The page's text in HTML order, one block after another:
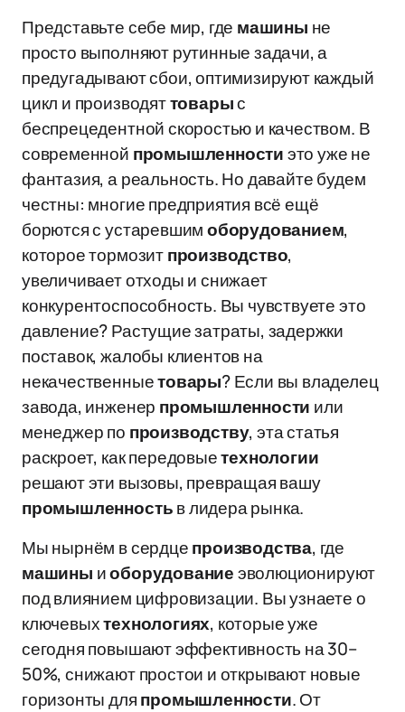
Представьте себе мир, где машины не
просто выполняют рутинные задачи, а
предугадывают сбои, оптимизируют каждый
цикл и производяттоварыс
беспрецедентной скоростью и качеством. В
современной промышленностиэто уже не
фантазия, а реальность. Но давайте будем
честны: многие предприятия всё ещё
борются с устаревшимоборудованием,
которое тормозитпроизводство,
увеличивает отходы и снижает
конкурентоспособность. Вы чувствуете это
давление? Растущие затраты, задержки
поставок, жалобы клиентов на
некачественныетовары? Если вы владелец
завода, инженер промышленности или
менеджер по производству, эта статья
раскроет, как передовыетехнологии
решают эти вызовы, превращая вашу
промышленностьв лидера рынка.
Мы нырнём в сердцепроизводства, где
машины иоборудованиеэволюционируют
под влиянием цифровизации. Вы узнаете о
ключевыхтехнологиях, которые уже
сегодня повышают эффективность на 30–
50%, снижают простои и открывают новые
горизонты дляпромышленности. От